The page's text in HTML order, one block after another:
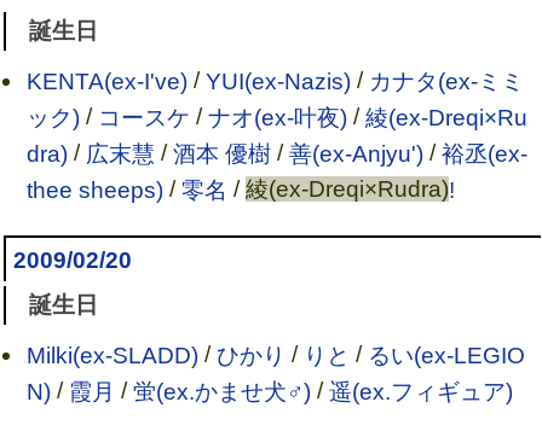
誕生日
KENTA(ex-I've)/YUI(ex-Nazis)/ カナタ(ex-ミミ
ック)/ コースケ /ナオ(ex-叶夜)/綾(ex-Dreqi×Ru
dra)/ 広末慧 /酒本 優樹/善(ex-Anjyu')/裕丞(ex-
thee sheeps)/ 零名 /綾(ex-Dreqi×Rudra)!
2009/02/20
誕生日
Milki(ex-SLADD)/ ひかり / りと / るい(ex-LEGIO
N)/ 霞月 /蛍(ex.かませ犬♂)/遥(ex.フィギュア)